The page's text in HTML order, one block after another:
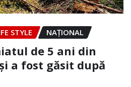
STYLE NAŢIONAL
de 5 ani din
a fost găsit după